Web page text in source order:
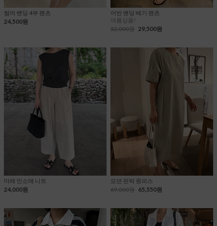
썸머 밴딩 4부 팬츠
24,500원
어반 밴딩 배기 팬츠
여름상품!
32,000원 29,500원
마레 민소매 니트
24,000원
모던 핀턱 원피스
69,000원 65,550원